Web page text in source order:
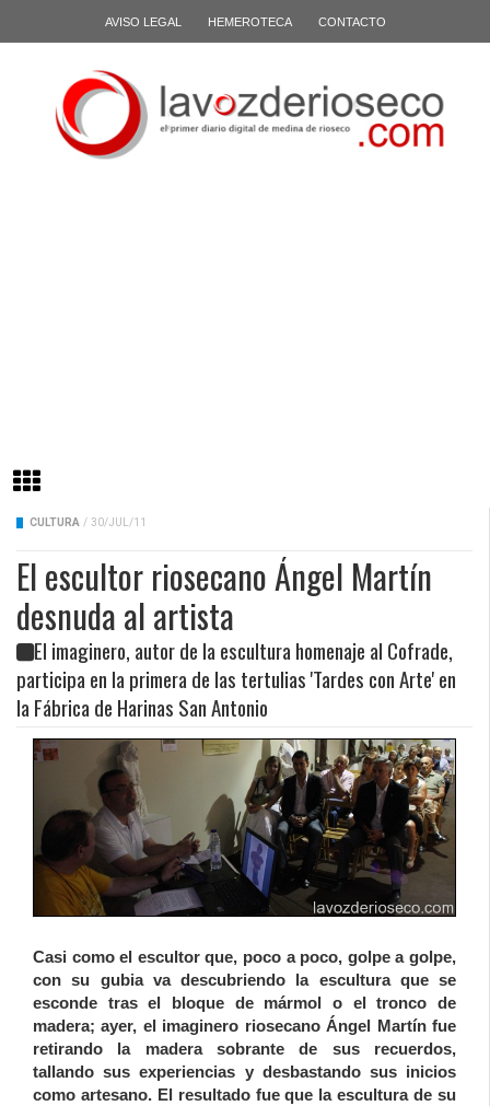
AVISO LEGAL HEMEROTECA CONTACTO
CULTURA / 30/JUL/11
El escultor riosecano Ángel Martín
desnuda al artista
El imaginero, autor de la escultura homenaje al Cofrade,
participa en la primera de las tertulias 'Tardes con Arte' en
la Fábrica de Harinas San Antonio
Casi como el escultor que, poco a poco, golpe a golpe,
con su gubia va descubriendo la escultura que se
esconde tras el bloque de mármol o el tronco de
madera; ayer, el imaginero riosecano Ángel Martín fue
retirando la madera sobrante de sus recuerdos,
tallando sus experiencias y desbastando sus inicios
como artesano. El resultado fue que la escultura de su